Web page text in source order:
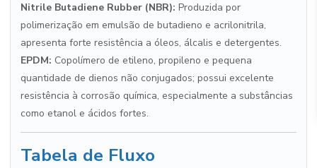
Nitrile Butadiene Rubber (NBR): Produzida por
polimerização em emulsão de butadieno e acrilonitrila,
apresenta forte resistência a óleos, álcalis e detergentes.
EPDM: Copolímero de etileno, propileno e pequena
quantidade de dienos não conjugados; possui excelente
resistência à corrosão química, especialmente a substâncias
como etanol e ácidos fortes.
Tabela de Fluxo